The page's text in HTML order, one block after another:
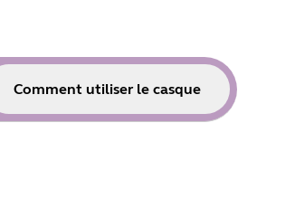
Comment utiliser le casque